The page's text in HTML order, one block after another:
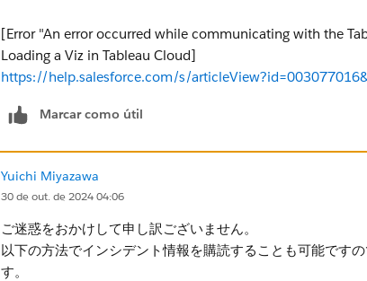
[Error "An error occurred while communicating with the
Loading a Viz in Tableau Cloud]
https://help.salesforce.com/s/
Marcar como útil
Yuichi Miyazawa
30 de out. de 2024 04:06
ご迷惑をおかけして申し訳ございません。
以下の方法でインシデント情報を購読することも可能です
す。